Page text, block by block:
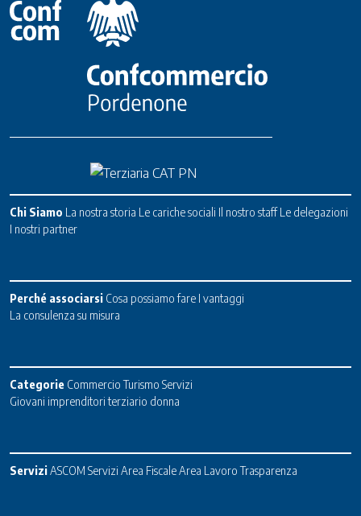
Chi Siamo La nostra storia Le cariche sociali Il nostro staff Le delegazioni
I nostri partner
Perché associarsi Cosa possiamo fare I vantaggi
La consulenza su misura
Categorie Commercio Turismo Servizi
Giovani imprenditori terziario donna
ServiziASCOM Servizi Area FiscaleArea Lavoro Trasparenza